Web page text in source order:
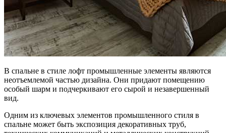
В спальне в стиле лофт промышленные элементы являются
неотъемлемой частью дизайна. Они придают помещению
особый шарм и подчеркивают его сырой и незавершенный
вид.
Одним из ключевых элементов промышленного стиля в
спальне может быть экспозиция декоративных труб,